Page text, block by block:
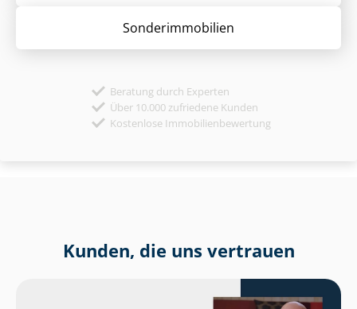
Sonder­immobilien
Beratung durch Experten
Über 10.000 zufriedene Kunden
Kostenlose Immobilienbewertung
Kunden, die uns vertrauen